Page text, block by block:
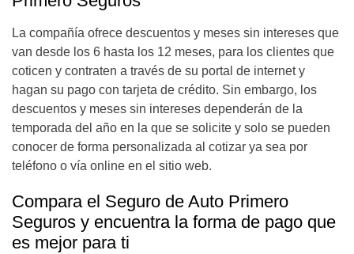
La compañía ofrece descuentos y meses sin intereses que
van desde los 6 hasta los 12 meses, para los clientes que
coticen y contraten a través de su portal de internet y
hagan su pago con tarjeta de crédito. Sin embargo, los
descuentos y meses sin intereses dependerán de la
temporada del año en la que se solicite y solo se pueden
conocer de forma personalizada al cotizar ya sea por
teléfono o vía online en el sitio web.
Compara el Seguro de Auto Primero
Seguros y encuentra la forma de pago que
es mejor para ti